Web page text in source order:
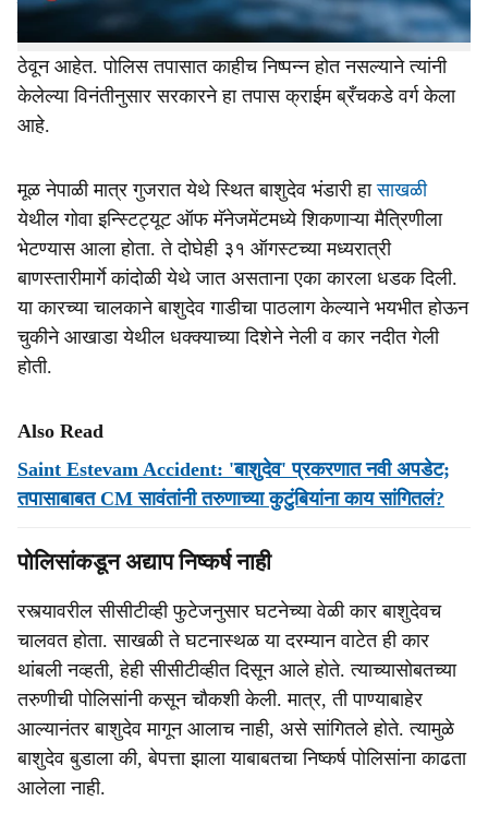
पोलिसांनी शोधासाठी यंत्रणा पणास लावली, मात्र तपासाची दिशा
मिळालेली नाही. बाशुदेवचे वडील व भाऊ हे तपास यंत्रणेवर लक्ष
ठेवून आहेत. पोलिस तपासात काहीच निष्पन्न होत नसल्याने त्यांनी
केलेल्या विनंतीनुसार सरकारने हा तपास क्राईम ब्रँचकडे वर्ग केला
आहे.
मूळ नेपाळी मात्र गुजरात येथे स्थित बाशुदेव भंडारी हासाखळी
येथील गोवा इन्‍स्टिट्यूट ऑफ मॅनेजमेंटमध्ये शिकणाऱ्या मैत्रिणीला
भेटण्यास आला होता. ते दोघेही ३१ ऑगस्टच्या मध्यरात्री
बाणस्तारीमार्गे कांदोळी येथे जात असताना एका कारला धडक दिली.
या कारच्या चालकाने बाशुदेव गाडीचा पाठलाग केल्याने भयभीत होऊन
चुकीने आखाडा येथील धक्क्याच्या दिशेने नेली व कार नदीत गेली
होती.
Also Read
Saint Estevam Accident: 'बाशुदेव' प्रकरणात नवी अपडेट;
तपासाबाबत CM सावंतांनी तरुणाच्या कुटुंबियांना काय सांगितलं?
पोलिसांकडून अद्याप निष्कर्ष नाही
रस्त्यावरील सीसीटीव्ही फुटेजनुसार घटनेच्या वेळी कार बाशुदेवच
चालवत होता. साखळी ते घटनास्थळ या दरम्यान वाटेत ही कार
थांबली नव्हती, हेही सीसीटीव्हीत दिसून आले होते. त्याच्यासोबतच्या
तरुणीची पोलिसांनी कसून चौकशी केली. मात्र, ती पाण्याबाहेर
आल्यानंतर बाशुदेव मागून आलाच नाही, असे सांगितले होते. त्यामुळे
बाशुदेव बुडाला की, बेपत्ता झाला याबाबतचा निष्कर्ष पोलिसांना काढता
आलेला नाही.